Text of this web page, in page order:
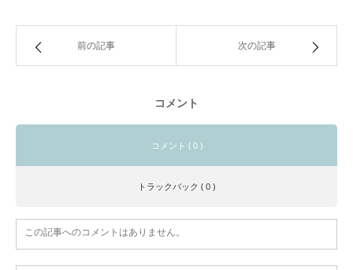
前の記事 次の記事
コメント
コメント ( 0 )
トラックバック ( 0 )
この記事へのコメントはありません。